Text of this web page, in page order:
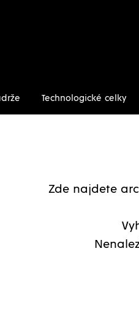
Technologické celky
Certifikáty
Zde najdete